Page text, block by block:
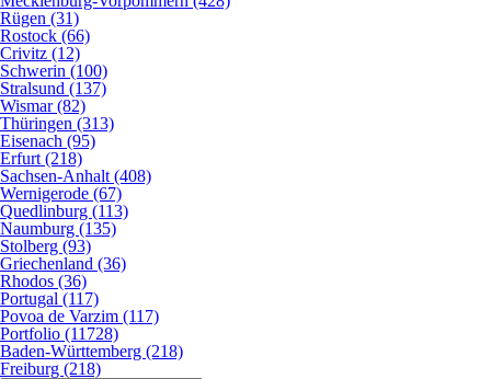
Rügen (31)
Rostock (66)
Crivitz (12)
Schwerin (100)
Stralsund (137)
Wismar (82)
Thüringen (313)
Eisenach (95)
Erfurt (218)
Sachsen-Anhalt (408)
Wernigerode (67)
Quedlinburg (113)
Naumburg (135)
Stolberg (93)
Griechenland (36)
Rhodos (36)
Portugal (117)
Povoa de Varzim (117)
Portfolio (11728)
Baden-Württemberg (218)
Freiburg (218)